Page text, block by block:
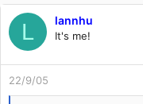
L lannhu
It's me!
22/9/05